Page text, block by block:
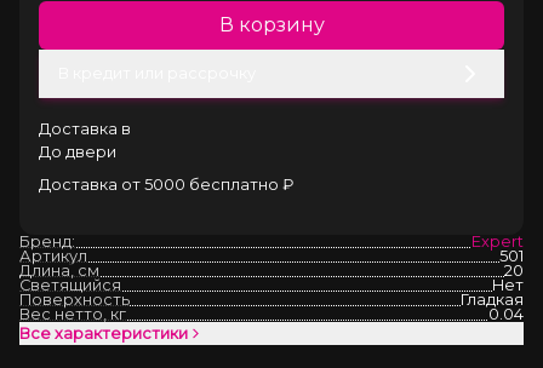
В корзину
Доставка в
До двери
Доставка от 5000 бесплатно ₽
Бренд:
Expert
Артикул
501
Длина, см
20
Светящийся
Нет
Поверхность
Гладкая
Вес нетто, кг
0.04
Все характеристики